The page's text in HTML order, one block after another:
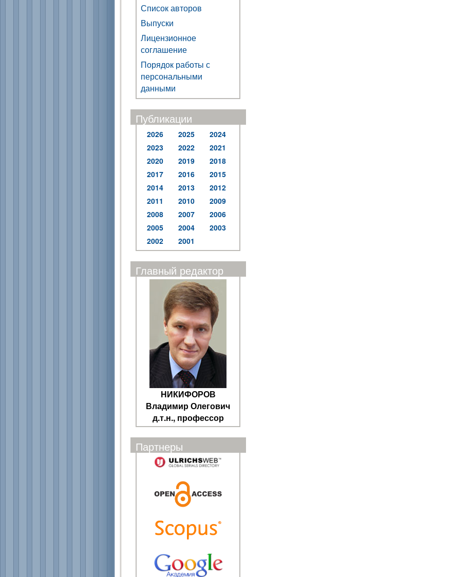
Список авторов
Выпуски
Лицензионное
соглашение
Порядок работы с
персональными
данными
Публикации
2026 2025
2024
2023
2022
2021
2020
2019
2018
2017
2016
2015
2014
2013
2012
2011
2010
2009
2008
2007
2006
2005
2004
2003
2002
2001
Главный редактор
НИКИФОРОВ
Владимир Олегович
д.т.н., профессор
Партнеры